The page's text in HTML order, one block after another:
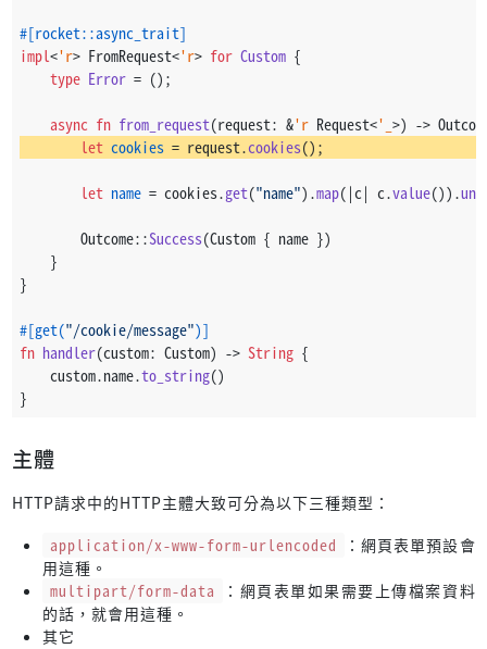
#[rocket::async_trait]
impl<'r> FromRequest<'r> for Custom {
type Error = ();
async fn from_request(request: &'r Request<'_ >) ->
let cookies = request.cookies();
let name = cookies.get("name").map(|c| c.value()).
        Outcome::
Success(Custom { name })
    }
}
#[get("/cookie/message")]
fn handler(custom: Custom) -> String {
    custom.name.
to_string()
}
主體
HTTP請求中的HTTP主體大致可分為以下三種類型：
application/x-www-form-urlencoded
：網頁表單預設會
用這種。
multipart/form-data
：網頁表單如果需要上傳檔案資料
的話，就會用這種。
其它